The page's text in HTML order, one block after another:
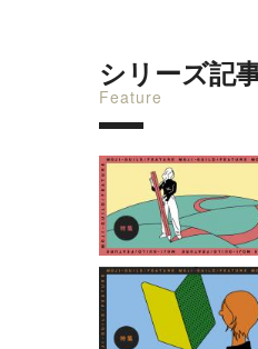
シリーズ記
Feature